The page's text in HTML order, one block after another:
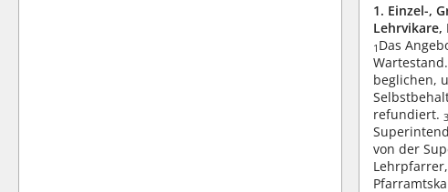
1. Einzel-,
1 Das
Wartestand.
beglichen,
refundiert.3
von der